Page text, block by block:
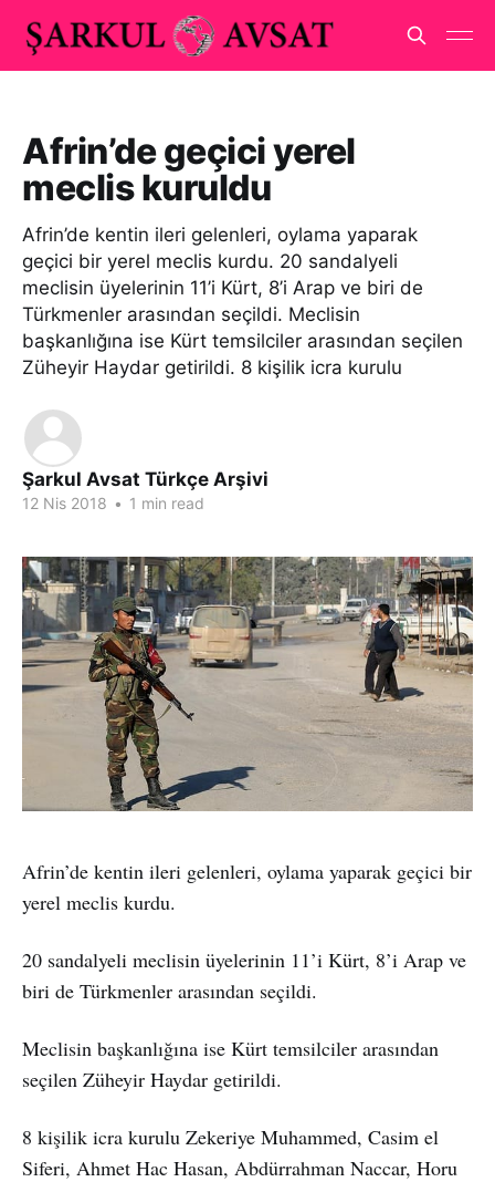
Afrin’de geçici yerel
meclis kuruldu
Afrin’de kentin ileri gelenleri, oylama yaparak
geçici bir yerel meclis kurdu. 20 sandalyeli
meclisin üyelerinin 11’i Kürt, 8’i Arap ve biri de
Türkmenler arasından seçildi. Meclisin
başkanlığına ise Kürt temsilciler arasından seçilen
Züheyir Haydar getirildi. 8 kişilik icra kurulu
Şarkul Avsat Türkçe Arşivi
12 Nis 2018 • 1 min read
Afrin’de kentin ileri gelenleri, oylama yaparak geçici bir
yerel meclis kurdu.
20 sandalyeli meclisin üyelerinin 11’i Kürt, 8’i Arap ve
biri de Türkmenler arasından seçildi.
Meclisin başkanlığına ise Kürt temsilciler arasından
seçilen Züheyir Haydar getirildi.
8 kişilik icra kurulu Zekeriye Muhammed, Casim el
Siferi, Ahmet Hac Hasan, Abdürrahman Naccar, Horu